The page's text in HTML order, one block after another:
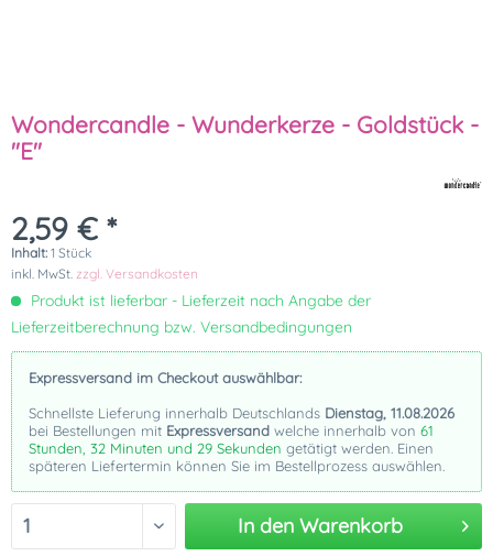
Wondercandle - Wunderkerze - Goldstück -
"E"
2,59 € *
Inhalt: 1 Stück
inkl. MwSt. zzgl. Versandkosten
Produkt ist lieferbar - Lieferzeit nach Angabe der
Lieferzeitberechnung bzw. Versandbedingungen
Expressversand im Checkout auswählbar:
Schnellste Lieferung innerhalb Deutschlands Dienstag, 11.08.2026
bei Bestellungen mit Expressversand welche innerhalb von 61
Stunden, 32 Minuten und 29 Sekunden getätigt werden. Einen
späteren Liefertermin können Sie im Bestellprozess auswählen.
In den Warenkorb